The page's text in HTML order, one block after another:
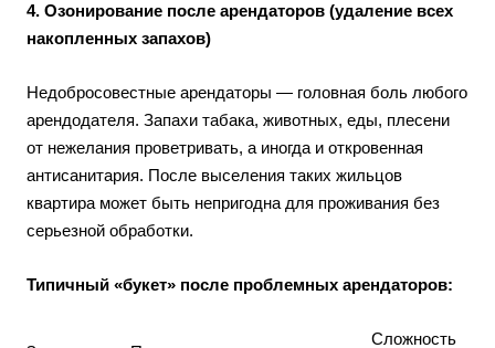
4. Озонирование после арендаторов (удаление всех
накопленных запахов)
Недобросовестные арендаторы — головная боль любого
арендодателя. Запахи табака, животных, еды, плесени
от нежелания проветривать, а иногда и откровенная
антисанитария. После выселения таких жильцов
квартира может быть непригодна для проживания без
серьезной обработки.
Типичный «букет» после проблемных арендаторов:
Сложность